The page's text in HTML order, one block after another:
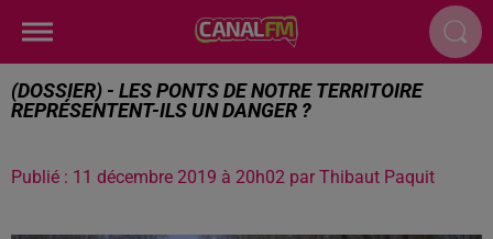
(DOSSIER) - LES PONTS DE NOTRE TERRITOIRE
REPRÉSENTENT-ILS UN DANGER ?
Publié : 11 décembre 2019 à 20h02 par Thibaut Paquit